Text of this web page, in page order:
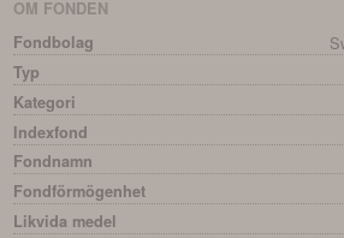
OM FONDEN
Fondbolag
Typ
Kategori
Indexfond
Fondnamn
Fondförmögenhet
Likvida medel